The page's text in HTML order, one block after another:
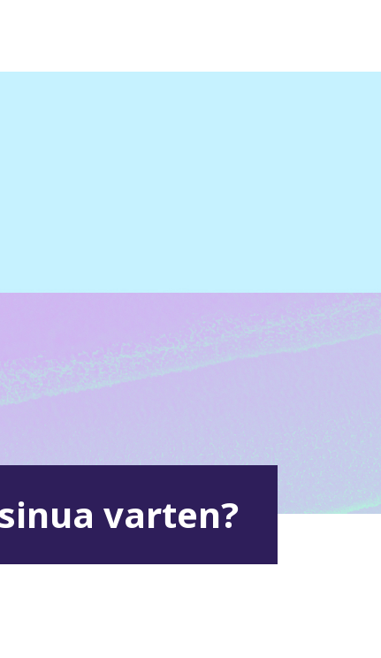
varten?